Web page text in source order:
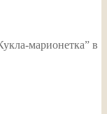
марионетка” в